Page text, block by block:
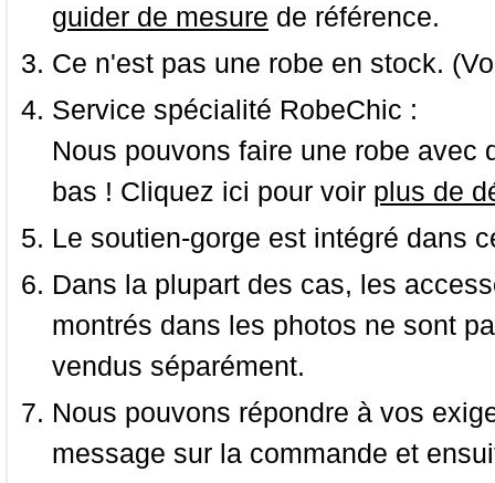
guider de mesure de référence.
Ce n'est pas une robe en stock.
Service spécialité RobeChic :
Nous pouvons faire une robe
bas ! Cliquez ici pour voir plus de
Le soutien-gorge est intégré dans
Dans la plupart des cas, les
montrés dans les photos ne sont
vendus séparément.
Nous pouvons répondre à vos
message sur la commande et